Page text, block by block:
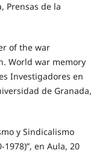
Prensas de la
of the war
World war memory
Investigadores en
de Granada,
y Sindicalismo
en Aula, 20